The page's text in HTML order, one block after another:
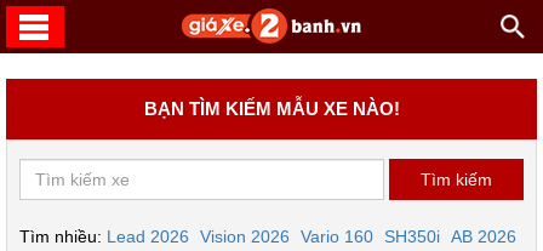
BẠN TÌM KIẾM MẪU XE NÀO!
Tìm nhiều: Lead 2026 Vision 2026 Vario 160 SH350i AB 2026